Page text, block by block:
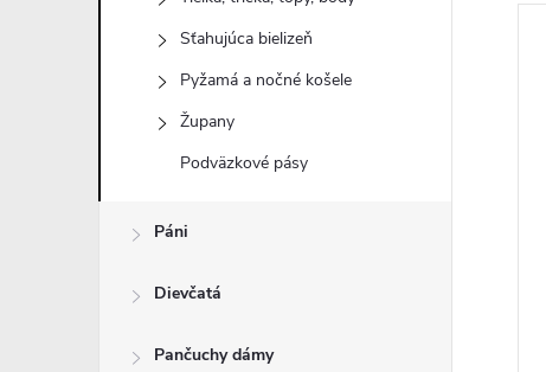
Sťahujúca bielizeň
Pyžamá a nočné košele
Župany
Podväzkové pásy
Páni
Dievčatá
Pančuchy dámy